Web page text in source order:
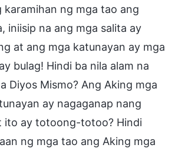
karamihan ng mga tao ang
iniisip na ang mga salita ay
at ang mga katunayan ay mga
bulag! Hindi ba nila alam na
Diyos Mismo? Ang Aking mga
ay nagaganap nang
ito ay totoong-totoo? Hindi
ng mga tao ang Aking mga